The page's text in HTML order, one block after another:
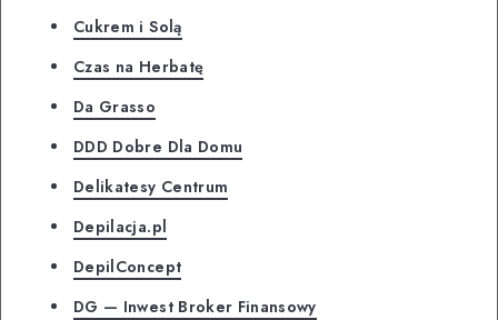
Cukrem i Solą
Czas na Herbatę
Da Grasso
DDD Dobre Dla Domu
Delikatesy Centrum
Depilacja.pl
DepilConcept
DG — Inwest Broker Finansowy